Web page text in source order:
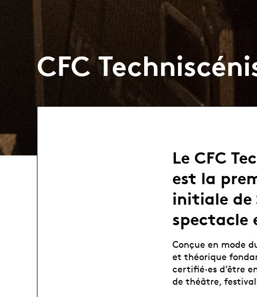
CFC
Le CFC
est la
initiale de
spectacle
Conçue en mode
et théorique
certifié·es d’être
de théâtre,